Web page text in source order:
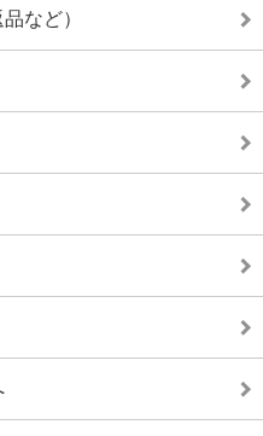
など）